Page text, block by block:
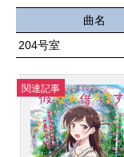
曲名
204号室
関連記事